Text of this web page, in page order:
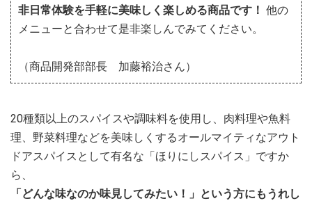
非日常体験を手軽に美味しく楽しめる商品です！ 他の
メニューと合わせて是非楽しんでみてください。
（商品開発部部長 加藤裕治さん）
20種類以上のスパイスや調味料を使用し、肉料理や魚料
理、野菜料理などを美味しくするオールマイティなアウト
ドアスパイスとして有名な「ほりにしスパイス」ですか
ら、
「どんな味なのか味見してみたい！」という方にもうれし